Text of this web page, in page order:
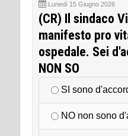
Lunedì 15 Giugno 2026
(CR) Il sindaco
manifesto pro
ospedale. Sei
NON SO
SI sono
NO non sono